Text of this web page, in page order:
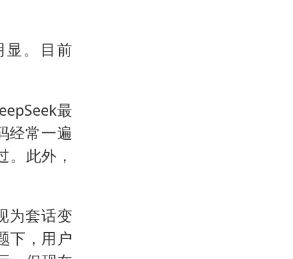
显。目前
最
经常一遍
此外，
为套话变
下，用户